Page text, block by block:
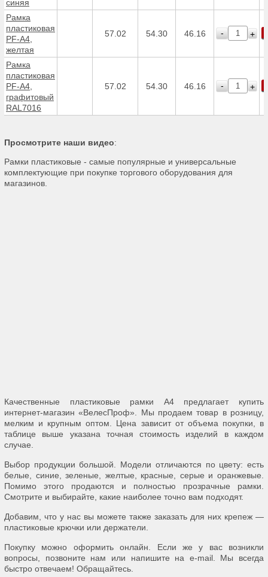
синяя
Рамка
пластиковая
PF-А4,
желтая
57.02 54.30 46.16 - +
Рамка
пластиковая
PF-А4,
графитовый
RAL7016
57.02 54.30 46.16 - +
Просмотрите наши видео:
Рамки пластиковые - самые популярные и универсальные
комплектующие при покупке торгового оборудования для
магазинов.
Качественные пластиковые рамки А4 предлагает купить
интернет-магазин «ВелесПроф». Мы продаем товар в розницу,
мелким и крупным оптом. Цена зависит от объема покупки, в
таблице выше указана точная стоимость изделий в каждом
случае.
Выбор продукции большой. Модели отличаются по цвету: есть
белые, синие, зеленые, желтые, красные, серые и оранжевые.
Помимо этого продаются и полностью прозрачные рамки.
Смотрите и выбирайте, какие наиболее точно вам подходят.
Добавим, что у нас вы можете также заказать для них крепеж —
пластиковые крючки или держатели.
Покупку можно оформить онлайн. Если же у вас возникли
вопросы, позвоните нам или напишите на e-mail. Мы всегда
быстро отвечаем! Обращайтесь.